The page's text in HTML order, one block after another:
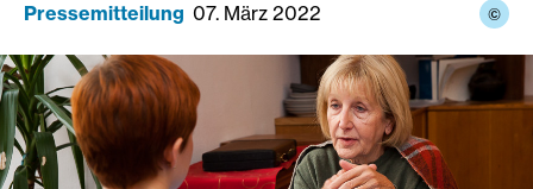
Pressemitteilung 07. März 2022 ©